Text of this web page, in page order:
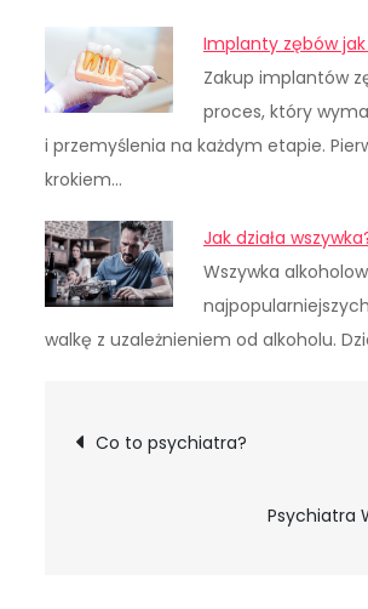
Implanty zębów
Zakup implantów
proces, który
i przemyślenia na każdym etapie.
krokiem…
Jak działa
Wszywka
walkę z uzależnieniem od alkoholu.
Nawigacja
Co to psychiatra?
Psychiatra